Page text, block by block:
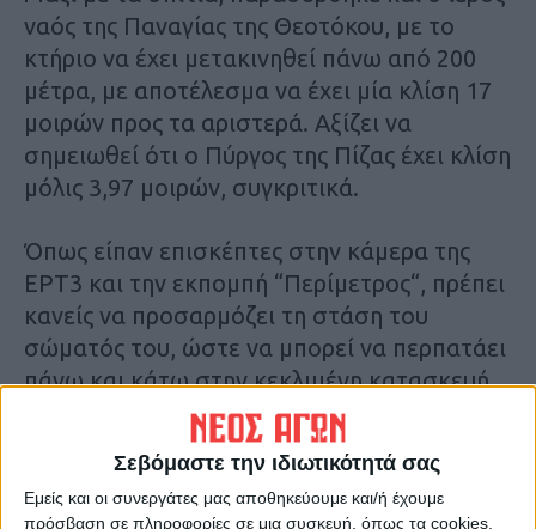
Σεβόμαστε την ιδιωτικότητά σας
Εμείς και οι συνεργάτες μας αποθηκεύουμε και/ή έχουμε
πρόσβαση σε πληροφορίες σε μια συσκευή, όπως τα cookies,
ναός της Παναγίας της Θεοτόκου, με το
κτήριο να έχει μετακινηθεί πάνω από 200
μέτρα, με αποτέλεσμα να έχει μία κλίση 17
μοιρών προς τα αριστερά. Αξίζει να
σημειωθεί ότι ο Πύργος της Πίζας έχει κλίση
μόλις 3,97 μοιρών, συγκριτικά.
Όπως είπαν επισκέπτες στην κάμερα της
ΕΡΤ3 και την εκπομπή “Περίμετρος“, πρέπει
κανείς να προσαρμόζει τη στάση του
σώματός του, ώστε να μπορεί να περπατάει
πάνω και κάτω στην κεκλιμένη κατασκευή,
παρατηρώντας μόλις μπαίνουν στο
εσωτερικό της, ότι είναι πιο λοξή ακόμη και
από τον Πύργο της Πίζας!